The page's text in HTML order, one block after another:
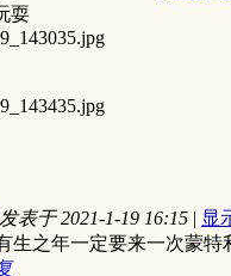
耍
发表于 2021-1-19 16:15 | 显
生之年一定要来一次蒙特